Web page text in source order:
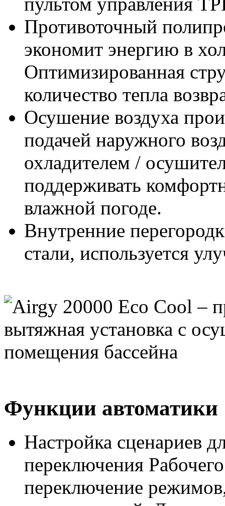
Противоточный
экономит энергию в
Оптимизированная
количество тепла
Осушение воздуха
подачей наружного
охладителем /
поддерживать
влажной погоде.
Внутренние
стали, используется
Функции автоматики
Настройка сценариев
переключения
переключение